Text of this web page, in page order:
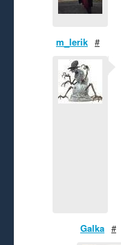
m_lerik #
Galka #